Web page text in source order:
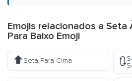
Emojis relacionados a Seta
Para Baixo Emoji
⬆️Seta Para Cima 🔃